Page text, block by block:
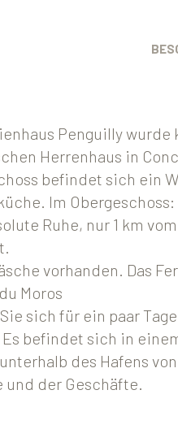
Penguilly
Herrenhaus in
befindet sich ein
Im
Ruhe, nur 1 km
vorhanden. Das
Moros
sich für ein paar
befindet sich in
des Hafens
und der Geschäfte.